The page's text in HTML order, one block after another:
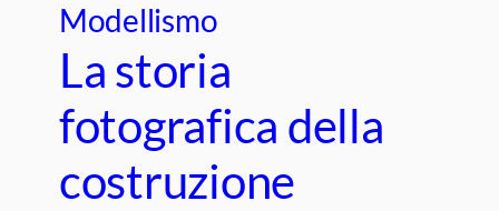
Modellismo
La storia
fotografica della
costruzione